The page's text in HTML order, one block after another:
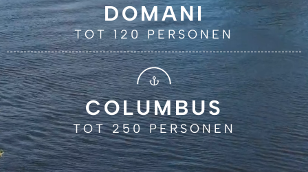
DOMANI
TOT 120 PERSONEN
COLUMBUS
TOT 250 PERSONEN